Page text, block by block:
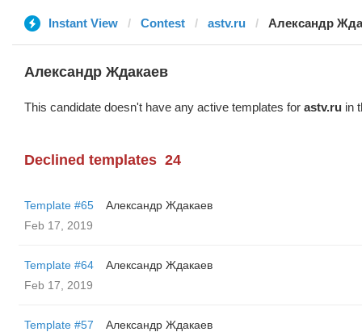
Instant View Contest astv.ru Александр
Александр Ждакаев
This candidate doesn't have any active templates for astv.ru in
Declined templates 24
Template #65
Александр Ждакаев
Feb 17, 2019
Template #64
Александр Ждакаев
Feb 17, 2019
Template #57
Александр Ждакаев